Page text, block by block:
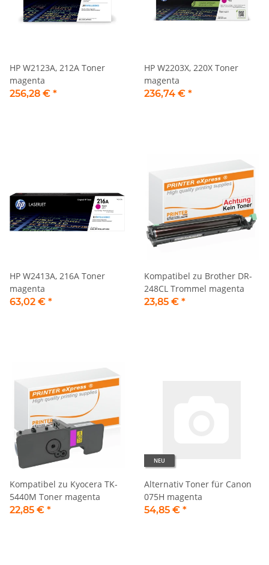
HP W2123A, 212A Toner
magenta
256,28 € *
HP W2203X, 220X Toner
magenta
236,74 € *
HP W2413A, 216A Toner
magenta
63,02 € *
Kompatibel zu Brother DR-
248CL Trommel magenta
23,85 € *
Kompatibel zu Kyocera TK-
5440M Toner magenta
22,85 € *
NEU
Alternativ Toner für Canon
075H magenta
54,85 € *